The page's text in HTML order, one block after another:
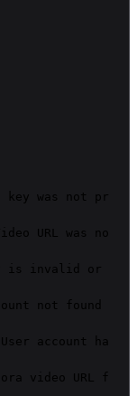
was not pr
URL was no
is invalid or
not found
account ha
video URL f